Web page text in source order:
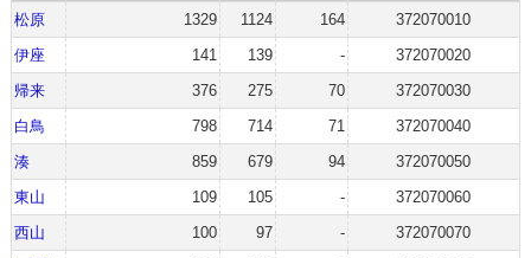
松原
1329 1124 164
372070010
伊座
141 139 -
372070020
帰来
376 275 70
372070030
白鳥
798 714 71
372070040
湊
859 679 94
372070050
東山
109 105 -
372070060
西山
100 97 -
372070070